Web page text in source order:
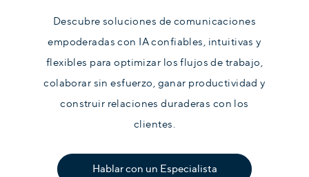
Descubre soluciones de comunicaciones
empoderadas con IA confiables, intuitivas y
flexibles para optimizar los flujos de trabajo,
colaborar sin esfuerzo, ganar productividad y
construir relaciones duraderas con los
clientes.
Hablar con un Especialista